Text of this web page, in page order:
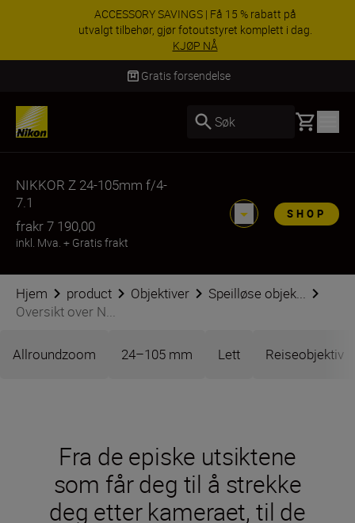
ACCESSORY SAVINGS | Få 15 % rabatt på
utvalgt tilbehør, gjør fotoutstyret komplett i dag.
KJØP NÅ
Levering innen 3–6 virkedager
Søk Basket
NIKKOR Z 24-105mm f/4-
7.1
frakr 7 190,00
inkl. Mva. + Gratis frakt
SHOP
Hjem product Objektiver
Speilløse objek...
Oversikt over N...
Allroundzoom 24–105 mm Lett Reiseobjektiv
Fra de episke utsiktene
som får deg til å strekke
deg etter kameraet, til de